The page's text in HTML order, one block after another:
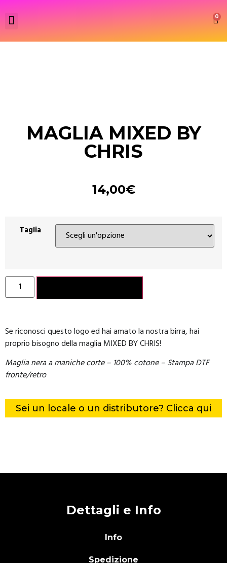
0
MAGLIA MIXED BY
CHRIS
14,00€
Taglia
Se riconosci questo logo ed hai amato la nostra birra, hai
proprio bisogno della maglia MIXED BY CHRIS!
Maglia nera a maniche corte – 100% cotone – Stampa DTF
fronte/retro
Sei un locale o un distributore? Clicca qui
Dettagli e Info
Info
Spedizione